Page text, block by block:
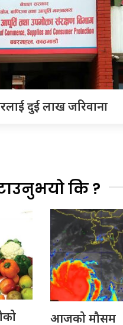
दुई लाख जरिवाना
कि ?
आजको मौसम